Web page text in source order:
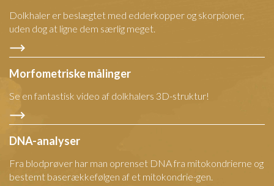
Dolkhaler er beslægtet med edderkopper og skorpioner,
uden dog at ligne dem særlig meget.
Morfometriske målinger
Se en fantastisk video af dolkhalers 3D-struktur!
DNA-analyser
Fra blodprøver har man oprenset DNA fra mitokondrierne og
bestemt baserækkefølgen af et mitokondrie-gen.